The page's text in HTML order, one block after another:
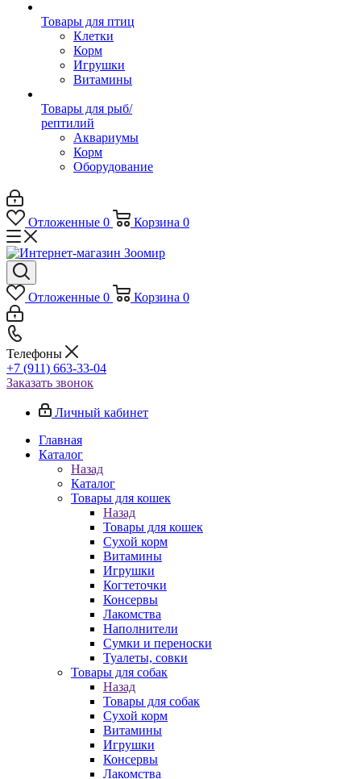
Товары для птиц
Клетки
Корм
Игрушки
Витамины
Товары для рыб/
рептилий
Аквариумы
Корм
Оборудование
Отложенные 0 Корзина 0
Отложенные 0 Корзина 0
Телефоны
+7 (911) 663-33-04
Заказать звонок
Личный кабинет
Главная
Каталог
Назад
Каталог
Товары для кошек
Назад
Товары для кошек
Cухой корм
Витамины
Игрушки
Когтеточки
Консервы
Лакомства
Наполнители
Сумки и переноски
Туалеты, совки
Товары для собак
Назад
Товары для собак
Cухой корм
Витамины
Игрушки
Консервы
Лакомства